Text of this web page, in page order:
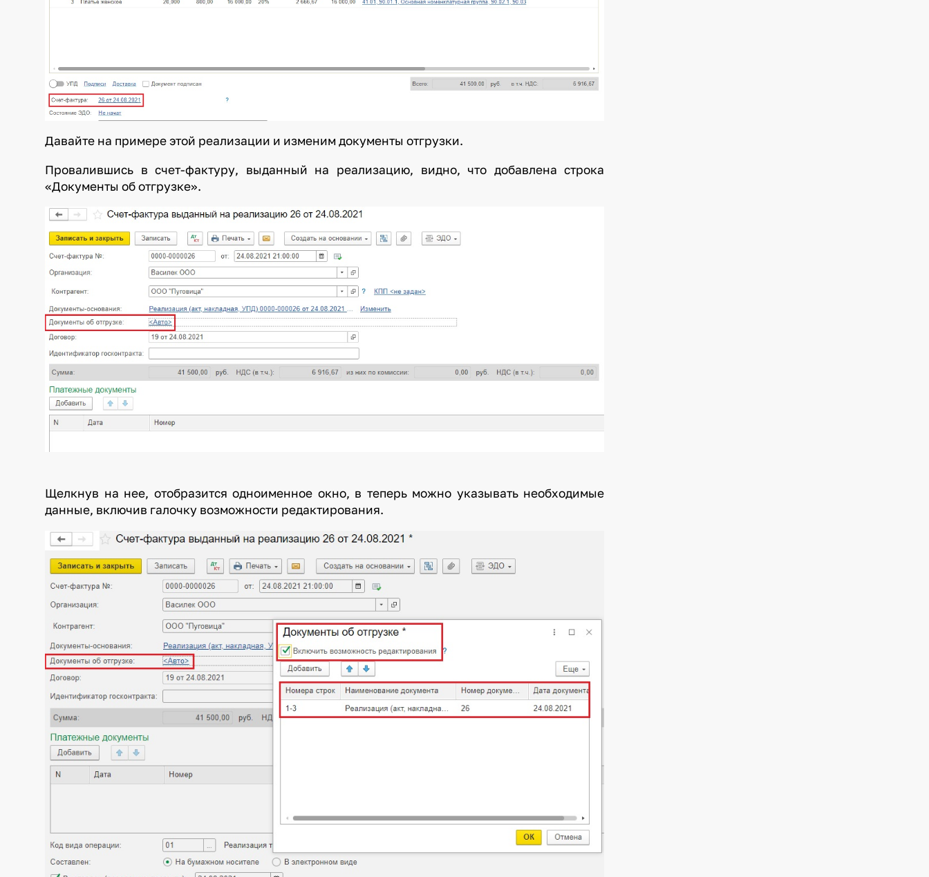
Давайте на примере этой реализации и изменим документы отгрузки.
Провалившись в счет-фактуру, выданный на реализацию, видно, что добавлена строка
«Документы об отгрузке».
Щелкнув на нее, отобразится одноименное окно, в теперь можно указывать необходимые
данные, включив галочку возможности редактирования.